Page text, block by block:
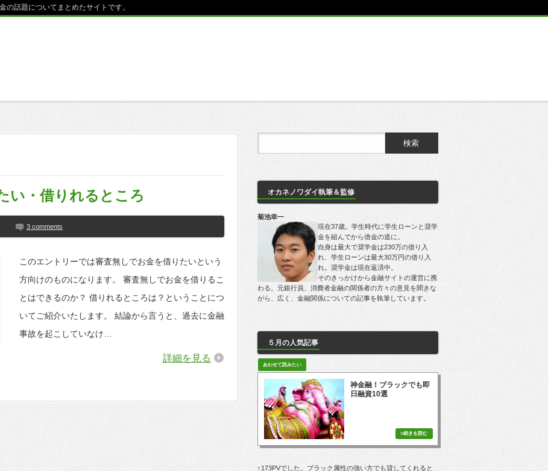
の話題についてまとめたサイトです。
い・借りれるところ
3 comments
このエントリーでは審査無しでお金を借りたいという
方向けのものになります。 審査無しでお金を借りるこ
とはできるのか？ 借りれるところは？ということにつ
いてご紹介いたします。 結論から言うと、過去に金融
事故を起こしていなけ…
詳細を見る
オカネノワダイ執筆＆監修
菊池幸一
現在37歳。学生時代に学生ローンと奨学
金を組んでから借金の道に。
自身は最大で奨学金は230万の借り入
れ、学生ローンは最大30万円の借り入
れ。奨学金は現在返済中。
そのきっかけから金融サイトの運営に携
わる。元銀行員、消費者金融の関係者の方々の意見を聞きな
がら、広く、金融関係についての記事を執筆しています。
５月の人気記事
神金融！ブラックでも即
日融資10選
↑173PVでした。ブラック属性の強い方でも貸してくれると